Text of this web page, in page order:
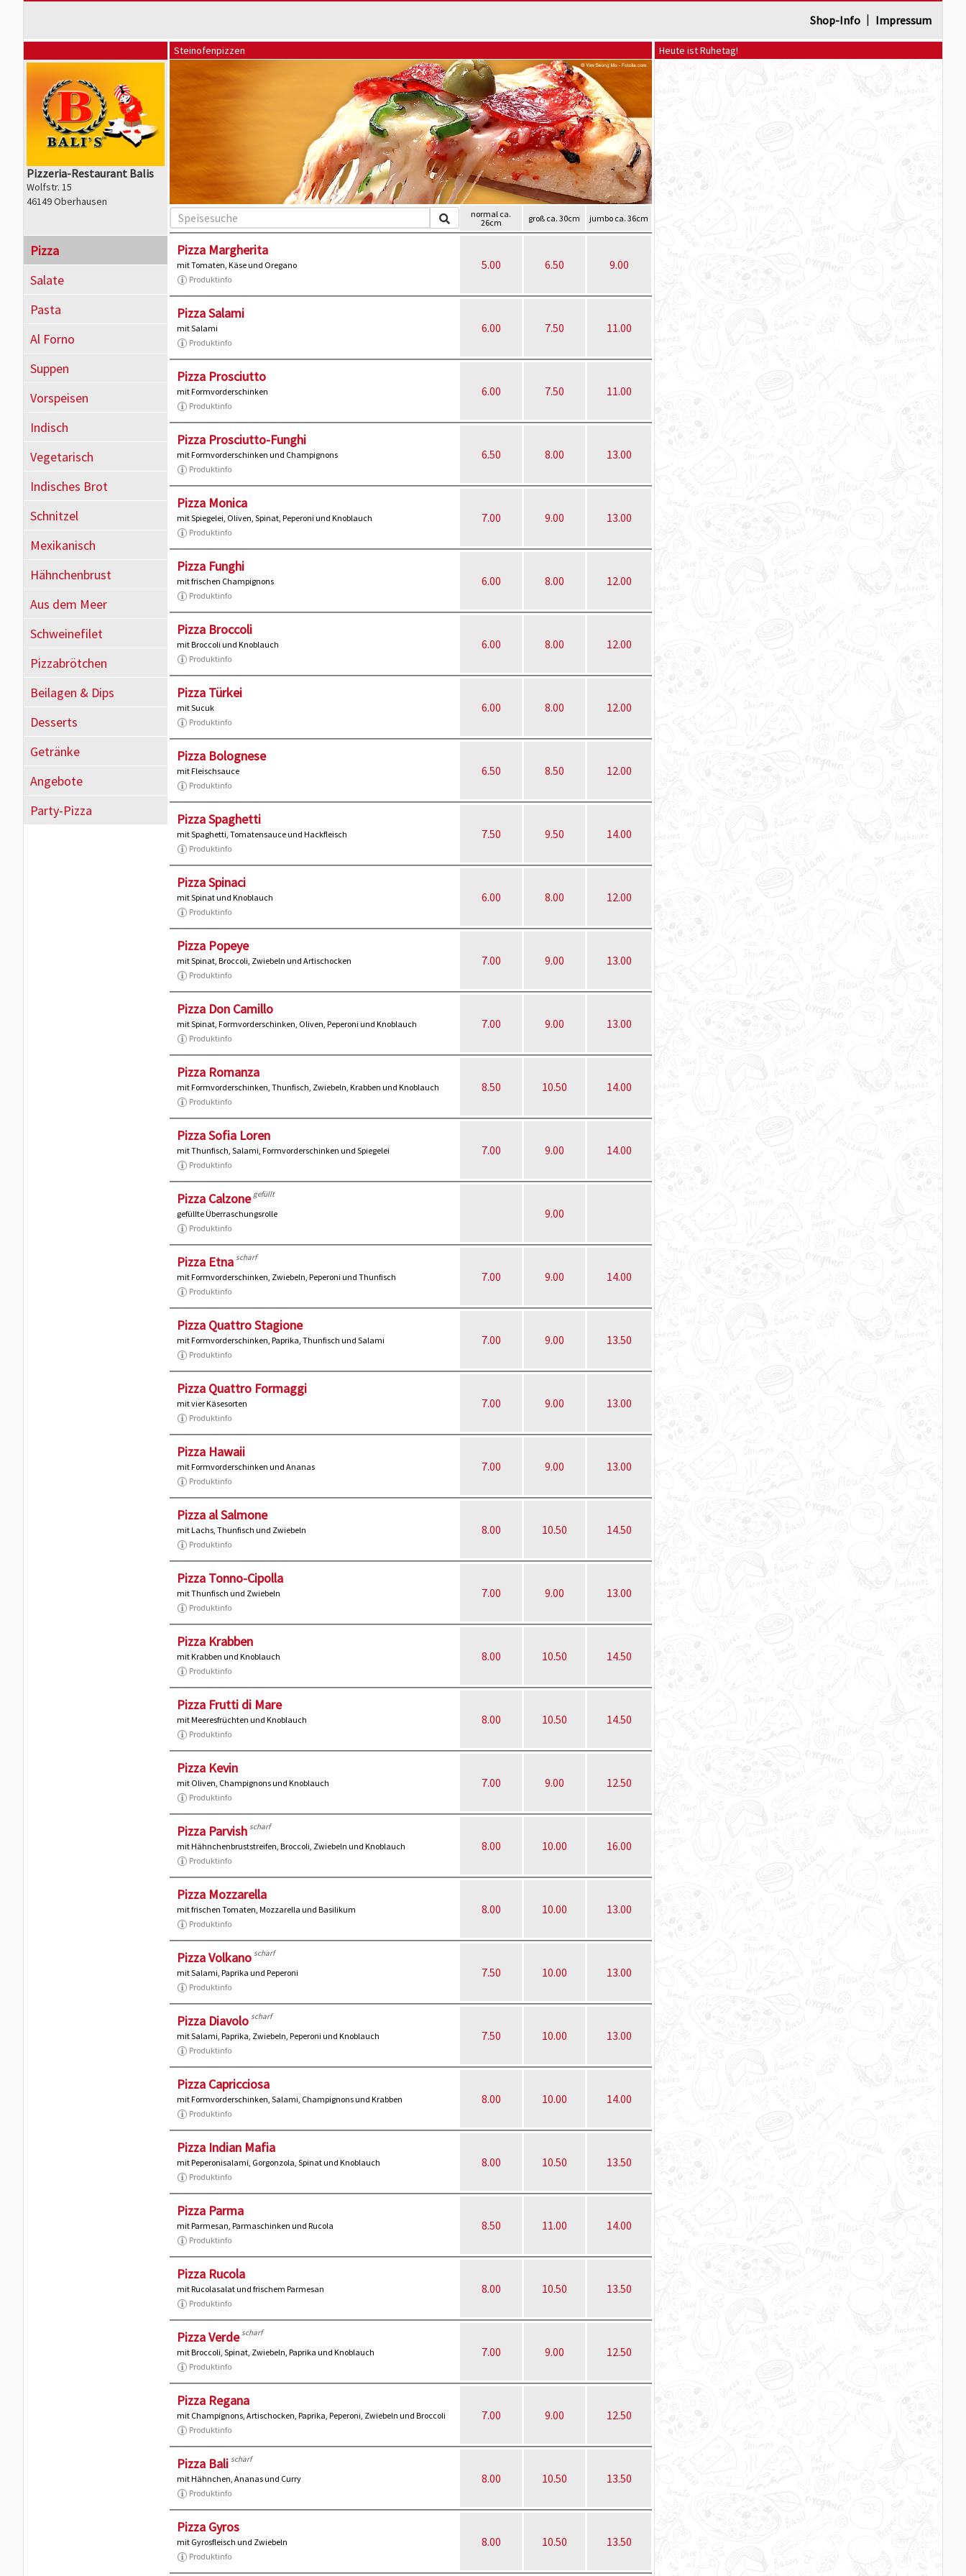
Shop-Info | Impressum
Heute ist Ruhetag!
Pizzeria-Restaurant Balis
Wolfstr. 15
46149 Oberhausen
Pizza
Salate
Pasta
Al Forno
Suppen
Vorspeisen
Indisch
Vegetarisch
Indisches Brot
Schnitzel
Mexikanisch
Hähnchenbrust
Aus dem Meer
Schweinefilet
Pizzabrötchen
Beilagen & Dips
Desserts
Getränke
Angebote
Party-Pizza
Steinofenpizzen
normal ca.
26cm
groß ca. 30cm jumbo ca. 36cm
Pizza Margherita
mit Tomaten, Käse und Oregano
Produktinfo
5.00 6.50 9.00
Pizza Salami
mit Salami
Produktinfo
6.00 7.50 11.00
Pizza Prosciutto
mit Formvorderschinken
Produktinfo
6.00 7.50 11.00
Pizza Prosciutto-Funghi
mit Formvorderschinken und Champignons
Produktinfo
6.50 8.00 13.00
Pizza Monica
mit Spiegelei, Oliven, Spinat, Peperoni und Knoblauch
Produktinfo
7.00 9.00 13.00
Pizza Funghi
mit frischen Champignons
Produktinfo
6.00 8.00 12.00
Pizza Broccoli
mit Broccoli und Knoblauch
Produktinfo
6.00 8.00 12.00
Pizza Türkei
mit Sucuk
Produktinfo
6.00 8.00 12.00
Pizza Bolognese
mit Fleischsauce
Produktinfo
6.50 8.50 12.00
Pizza Spaghetti
mit Spaghetti, Tomatensauce und Hackfleisch
Produktinfo
7.50 9.50 14.00
Pizza Spinaci
mit Spinat und Knoblauch
Produktinfo
6.00 8.00 12.00
Pizza Popeye
mit Spinat, Broccoli, Zwiebeln und Artischocken
Produktinfo
7.00 9.00 13.00
Pizza Don Camillo
mit Spinat, Formvorderschinken, Oliven, Peperoni und Knoblauch
Produktinfo
7.00 9.00 13.00
Pizza Romanza
mit Formvorderschinken, Thunfisch, Zwiebeln, Krabben und Knoblauch
Produktinfo
8.50 10.50 14.00
Pizza Sofia Loren
mit Thunfisch, Salami, Formvorderschinken und Spiegelei
Produktinfo
7.00 9.00 14.00
Pizza Calzone gefüllt
gefüllte Überraschungsrolle
Produktinfo
9.00
Pizza Etna scharf
mit Formvorderschinken, Zwiebeln, Peperoni und Thunfisch
Produktinfo
7.00 9.00 14.00
Pizza Quattro Stagione
mit Formvorderschinken, Paprika, Thunfisch und Salami
Produktinfo
7.00 9.00 13.50
Pizza Quattro Formaggi
mit vier Käsesorten
Produktinfo
7.00 9.00 13.00
Pizza Hawaii
mit Formvorderschinken und Ananas
Produktinfo
7.00 9.00 13.00
Pizza al Salmone
mit Lachs, Thunfisch und Zwiebeln
Produktinfo
8.00 10.50 14.50
Pizza Tonno-Cipolla
mit Thunfisch und Zwiebeln
Produktinfo
7.00 9.00 13.00
Pizza Krabben
mit Krabben und Knoblauch
Produktinfo
8.00 10.50 14.50
Pizza Frutti di Mare
mit Meeresfrüchten und Knoblauch
Produktinfo
8.00 10.50 14.50
Pizza Kevin
mit Oliven, Champignons und Knoblauch
Produktinfo
7.00 9.00 12.50
Pizza Parvish scharf
mit Hähnchenbruststreifen, Broccoli, Zwiebeln und Knoblauch
Produktinfo
8.00 10.00 16.00
Pizza Mozzarella
mit frischen Tomaten, Mozzarella und Basilikum
Produktinfo
8.00 10.00 13.00
Pizza Volkano scharf
mit Salami, Paprika und Peperoni
Produktinfo
7.50 10.00 13.00
Pizza Diavolo scharf
mit Salami, Paprika, Zwiebeln, Peperoni und Knoblauch
Produktinfo
7.50 10.00 13.00
Pizza Capricciosa
mit Formvorderschinken, Salami, Champignons und Krabben
Produktinfo
8.00 10.00 14.00
Pizza Indian Mafia
mit Peperonisalami, Gorgonzola, Spinat und Knoblauch
Produktinfo
8.00 10.50 13.50
Pizza Parma
mit Parmesan, Parmaschinken und Rucola
Produktinfo
8.50 11.00 14.00
Pizza Rucola
mit Rucolasalat und frischem Parmesan
Produktinfo
8.00 10.50 13.50
Pizza Verde scharf
mit Broccoli, Spinat, Zwiebeln, Paprika und Knoblauch
Produktinfo
7.00 9.00 12.50
Pizza Regana
mit Champignons, Artischocken, Paprika, Peperoni, Zwiebeln und Broccoli
Produktinfo
7.00 9.00 12.50
Pizza Bali scharf
mit Hähnchen, Ananas und Curry
Produktinfo
8.00 10.50 13.50
Pizza Gyros
mit Gyrosfleisch und Zwiebeln
Produktinfo
8.00 10.50 13.50